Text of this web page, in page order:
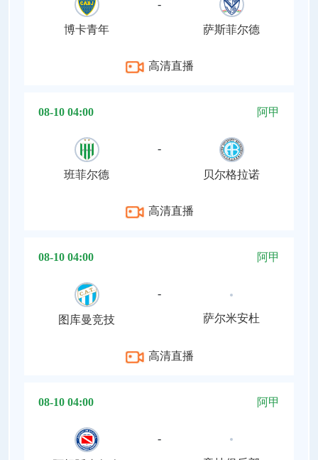
博卡青年
-
萨斯菲尔德
高清直播
08-10 04:00 阿甲
班菲尔德
-
贝尔格拉诺
高清直播
08-10 04:00 阿甲
图库曼竞技
-
萨尔米安杜
高清直播
08-10 04:00 阿甲
-